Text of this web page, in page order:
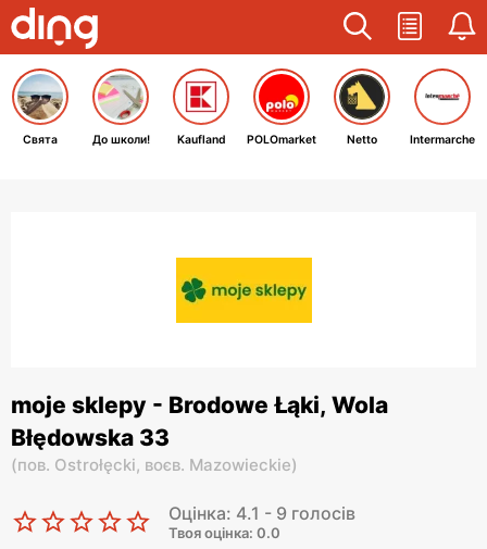
Свята До школи! Kaufland POLOmarket Netto Intermarche
moje sklepy - Brodowe Łąki, Wola
Błędowska 33
(пов. Ostrołęcki, воєв. Mazowieckie)
Оцінка: 4.1 - 9 голосів
Твоя оцінка: 0.0